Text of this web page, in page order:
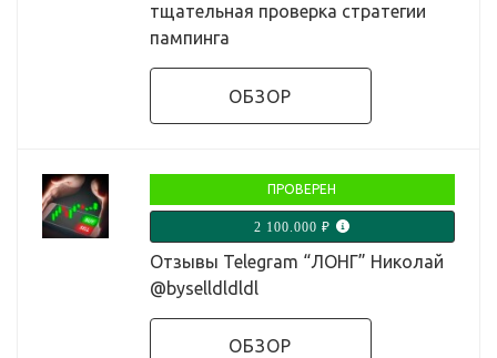
тщательная проверка стратегии
пампинга
ОБЗОР
ПРОВЕРЕН
2 100.000 ₽
Отзывы Telegram “ЛОНГ” Николай
@byselldldldl
ОБЗОР